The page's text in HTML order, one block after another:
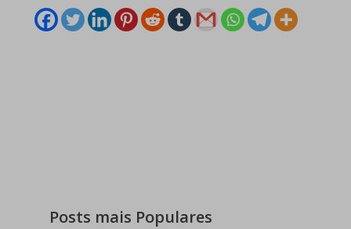
Posts mais Populares